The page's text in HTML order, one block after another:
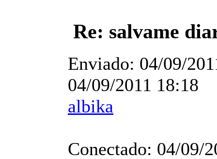
Re: salvame
Enviado: 04/09/
04/09/2011 18:18
albika
Conectado: 04/09/